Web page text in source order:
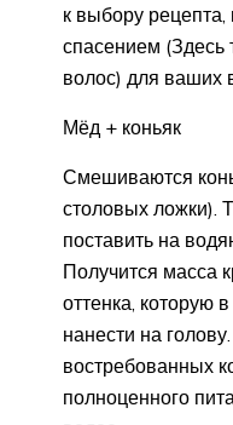
к выбору
спасением (Здесь
волос) для ваших
Мёд + коньяк
Смешиваются
столовых ложки).
поставить на
Получится масса
оттенка, которую
нанести на
востребованных
полноценного